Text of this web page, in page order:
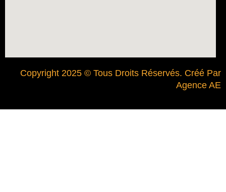
Copyright 2025 © Tous Droits Réservés. Créé Par
Agence AE